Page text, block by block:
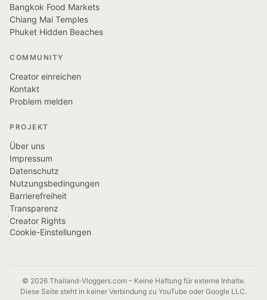
Bangkok Food Markets
Chiang Mai Temples
Phuket Hidden Beaches
COMMUNITY
Creator einreichen
Kontakt
Problem melden
PROJEKT
Über uns
Impressum
Datenschutz
Nutzungsbedingungen
Barrierefreiheit
Transparenz
Creator Rights
Cookie-Einstellungen
© 2026 Thailand-Vloggers.com – Keine Haftung für externe Inhalte.
Diese Seite steht in keiner Verbindung zu YouTube oder Google LLC.